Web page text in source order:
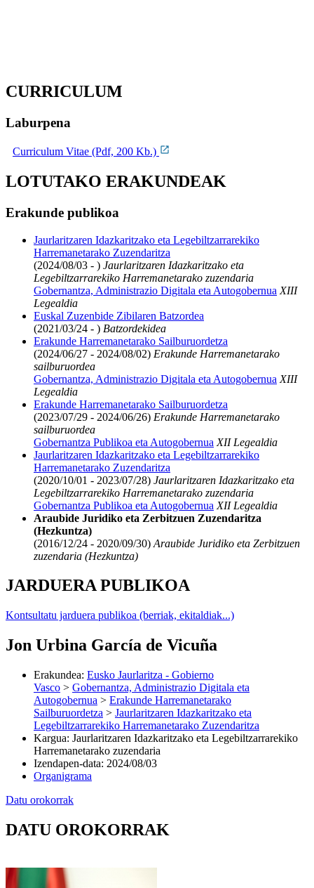
CURRICULUM
Laburpena
Curriculum Vitae (Pdf, 200 Kb.)
LOTUTAKO ERAKUNDEAK
Erakunde publikoa
Jaurlaritzaren Idazkaritzako eta Legebiltzarrarekiko
Harremanetarako Zuzendaritza
(2024/08/03 - ) Jaurlaritzaren Idazkaritzako eta
Legebiltzarrarekiko Harremanetarako zuzendaria
Gobernantza, Administrazio Digitala eta Autogobernua XIII
Legealdia
Euskal Zuzenbide Zibilaren Batzordea
(2021/03/24 - ) Batzordekidea
Erakunde Harremanetarako Sailburuordetza
(2024/06/27 - 2024/08/02) Erakunde Harremanetarako
sailburuordea
Gobernantza, Administrazio Digitala eta Autogobernua XIII
Legealdia
Erakunde Harremanetarako Sailburuordetza
(2023/07/29 - 2024/06/26) Erakunde Harremanetarako
sailburuordea
Gobernantza Publikoa eta Autogobernua XII Legealdia
Jaurlaritzaren Idazkaritzako eta Legebiltzarrarekiko
Harremanetarako Zuzendaritza
(2020/10/01 - 2023/07/28) Jaurlaritzaren Idazkaritzako eta
Legebiltzarrarekiko Harremanetarako zuzendaria
Gobernantza Publikoa eta Autogobernua XII Legealdia
Araubide Juridiko eta Zerbitzuen Zuzendaritza
(Hezkuntza)
(2016/12/24 - 2020/09/30) Araubide Juridiko eta Zerbitzuen
zuzendaria (Hezkuntza)
JARDUERA PUBLIKOA
Kontsultatu jarduera publikoa (berriak, ekitaldiak...)
Jon Urbina García de Vicuña
Erakundea: Eusko Jaurlaritza - Gobierno
Vasco > Gobernantza, Administrazio Digitala eta
Autogobernua > Erakunde Harremanetarako
Sailburuordetza > Jaurlaritzaren Idazkaritzako eta
Legebiltzarrarekiko Harremanetarako Zuzendaritza
Kargua: Jaurlaritzaren Idazkaritzako eta Legebiltzarrarekiko
Harremanetarako zuzendaria
Izendapen-data: 2024/08/03
Organigrama
Datu orokorrak
DATU OROKORRAK